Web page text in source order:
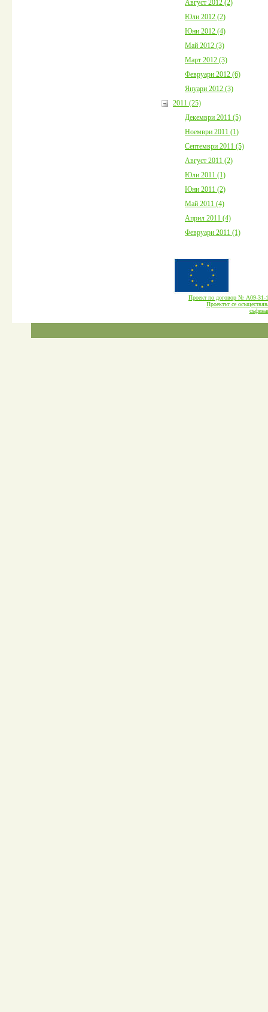
Август 2012 (2)
Юли 2012 (2)
Юни 2012 (4)
Май 2012 (3)
Март 2012 (3)
Февруари 2012 (6)
Януари 2012 (3)
2011 (25)
Декември 2011 (5)
Ноември 2011 (1)
Септември 2011 (5)
Август 2011 (2)
Юли 2011 (1)
Юни 2011 (2)
Май 2011 (4)
Април 2011 (4)
Февруари 2011 (1)
Проект по договор № А09-
Проектът се